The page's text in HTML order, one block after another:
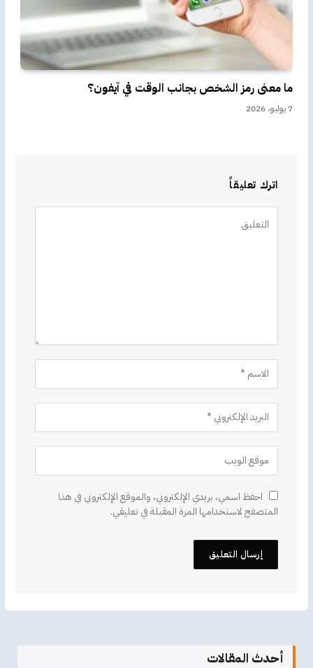
ما معنى رمز الشخص بجانب الوقت في آيفون؟
7 يوليو، 2026
اترك تعليقاً
احفظ اسمي، بريدي الإلكتروني، والموقع الإلكتروني في هذا
المتصفح لاستخدامها المرة المقبلة في تعليقي.
أحدث المقالات